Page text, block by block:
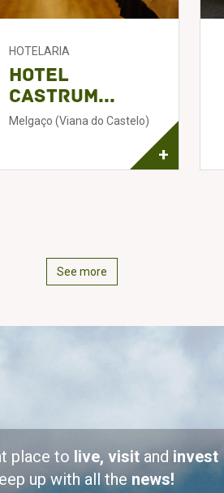
HOTELARIA
Hotel
Castrum...
Melgaço (Viana do Castelo)
+
See more
place to live, visit and invest
up with all thenews!